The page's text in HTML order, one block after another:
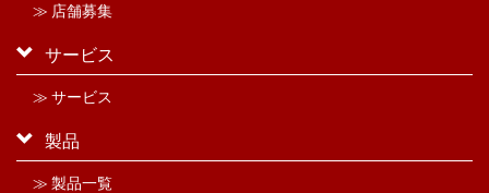
≫ 店舗募集
サービス
≫ サービス
製品
≫ 製品一覧